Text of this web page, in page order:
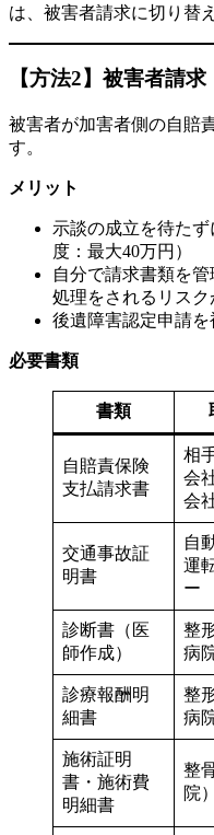
は、被害者請求に切り替
【方法2】被害者請求
被害者が加害者側の自賠
す。
メリット
示談の成立を待た
度：最大40万円）
自分で請求書類を
処理をされるリスク
後遺障害認定申請
必要書類
書類
自賠責保険
支払請求書
相
会
会
交通事故証
明書
自
運
ー
診断書（医
師作成）
整
病
診療報酬明
細書
整
病
施術証明
書・施術費
明細書
整
院）